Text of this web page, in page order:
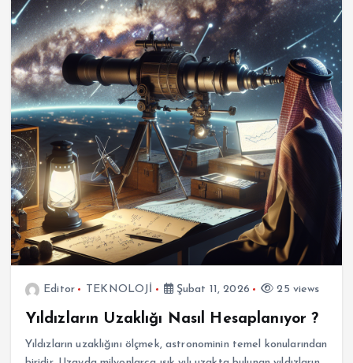
Editor TEKNOLOJİ Şubat 11, 2026 25 views
Yıldızların Uzaklığı Nasıl Hesaplanıyor ?
Yıldızların uzaklığını ölçmek, astronominin temel konularından